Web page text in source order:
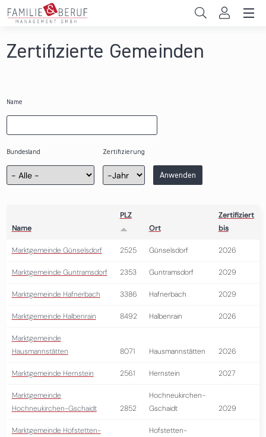
Direkt zum Inhalt
Das sind wir
News & Events
Zertifizierte Gemeinden
Name
Bundesland Zertifizierung
Zertifizierung
Jahr Anwenden
Name
PLZ
Ort
Zertifiziert
bis
Marktgemeinde Günselsdorf 2525 Günselsdorf 2026
Marktgemeinde Guntramsdorf 2353 Guntramsdorf 2029
Marktgemeinde Hafnerbach 3386 Hafnerbach 2029
Marktgemeinde Halbenrain 8492 Halbenrain 2026
Marktgemeinde
Hausmannstätten
8071 Hausmannstätten 2026
Marktgemeinde Hernstein 2561 Hernstein 2027
Marktgemeinde
Hochneukirchen-Gschaidt
2852
Hochneukirchen-
Gschaidt
2029
Marktgemeinde Hofstetten-
Hofstetten-